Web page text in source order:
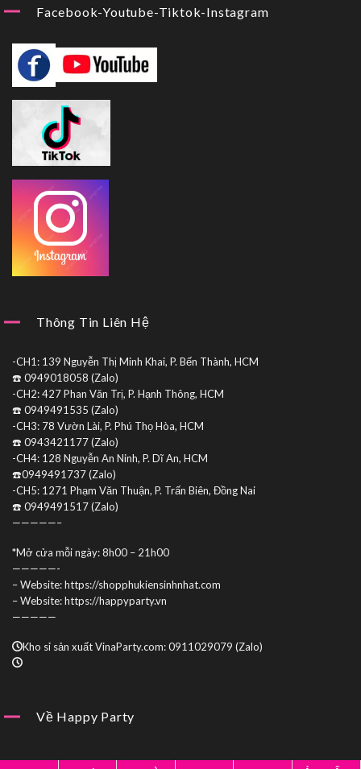
Facebook-Youtube-Tiktok-Instagram
Thông Tin Liên Hệ
-CH1: 139 Nguyễn Thị Minh Khai, P. Bến Thành, HCM
☎️ 0949018058 (Zalo)
-CH2: 427 Phan Văn Trị, P. Hạnh Thông, HCM
☎️ 0949491535 (Zalo)
-CH3: 78 Vườn Lài, P. Phú Thọ Hòa, HCM
☎️ 0943421177 (Zalo)
-CH4: 128 Nguyễn An Ninh, P. Dĩ An, HCM
☎️0949491737 (Zalo)
-CH5: 1271 Phạm Văn Thuận, P. Trấn Biên, Đồng Nai
☎️ 0949491517 (Zalo)
—————–
*Mở cửa mỗi ngày: 8h00 – 21h00
—————-
– Website: https://shopphukiensinhnhat.com
– Website: https://happyparty.vn
—————
Kho sỉ sản xuất VinaParty.com: 0911029079 (Zalo)
Về Happy Party